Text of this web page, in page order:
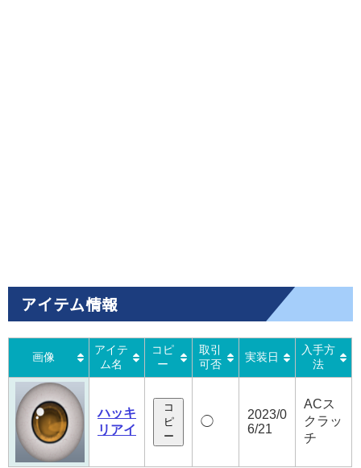
アイテム情報
画像
アイテ
ム名
コピ
ー
取引
可否
実装日
入手方
法
ハッキ
リアイ
コ
ピ
ー
◯
2023/0
6/21
ACス
クラッ
チ